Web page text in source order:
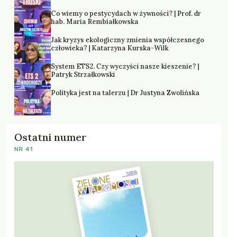
Co wiemy o pestycydach w żywności? | Prof. dr
hab. Maria Rembiałkowska
Jak kryzys ekologiczny zmienia współczesnego
człowieka? | Katarzyna Kurska-Wilk
System ETS2. Czy wyczyści nasze kieszenie? |
Patryk Strzałkowski
Polityka jest na talerzu | Dr Justyna Zwolińska
Ostatni numer
NR 41